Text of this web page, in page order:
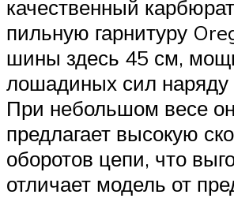
качественный
пильную гарнитуру
шины здесь 45 см,
лошадиных сил наряду
При небольшом весе
предлагает высокую
оборотов цепи, что
отличает модель от